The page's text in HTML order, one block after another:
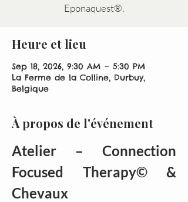
Eponaquest®.
Heure et lieu
Sep 18, 2026, 9:30 AM – 5:30 PM
La Ferme de la Colline, Durbuy,
Belgique
À propos de l'événement
Atelier – Connection
Focused Therapy© &
Chevaux